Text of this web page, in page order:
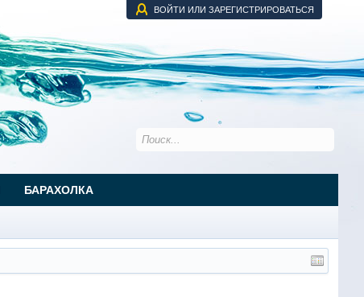
ВОЙТИ ИЛИ ЗАРЕГИСТРИРОВАТЬСЯ
БАРАХОЛКА